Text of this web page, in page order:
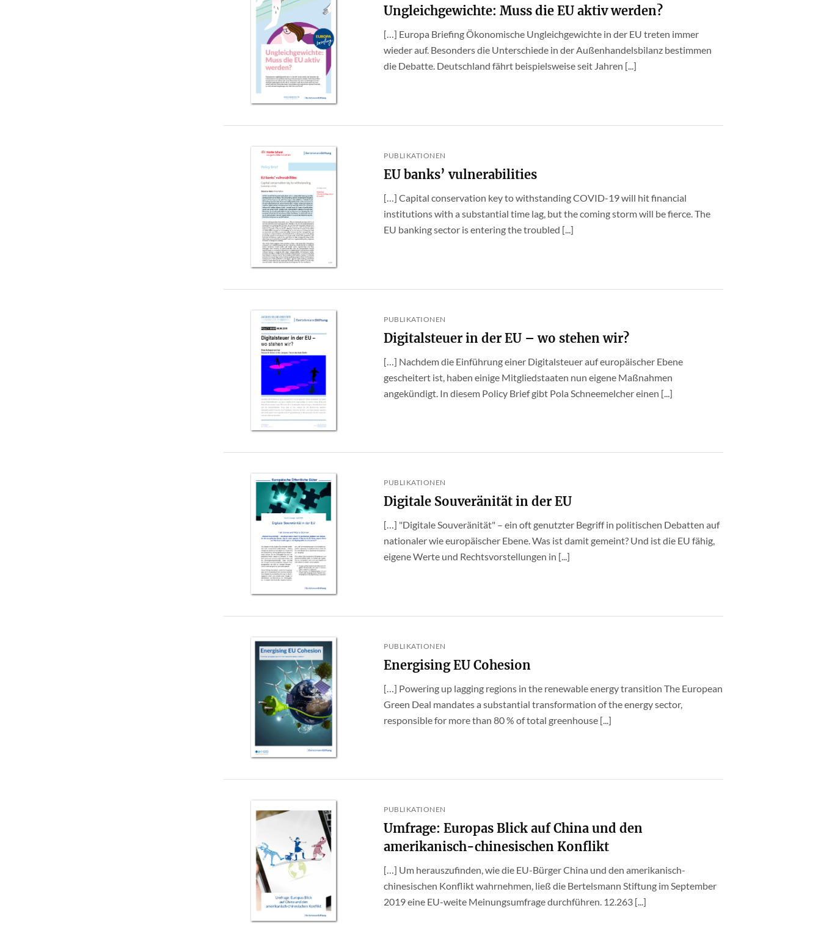
Ungleichgewichte: Muss die EU aktiv werden?
[…] Europa Briefing Ökonomische Ungleichgewichte in der EU treten immer
wieder auf. Besonders die Unterschiede in der Außenhandelsbilanz bestimmen
die Debatte. Deutschland fährt beispielsweise seit Jahren [...]
PUBLIKATIONEN
EU banks’ vulnerabilities
[…] Capital conservation key to withstanding COVID-19 will hit financial
institutions with a substantial time lag, but the coming storm will be fierce. The
EU banking sector is entering the troubled [...]
PUBLIKATIONEN
Digitalsteuer in der EU – wo stehen wir?
[…] Nachdem die Einführung einer Digitalsteuer auf europäischer Ebene
gescheitert ist, haben einige Mitgliedstaaten nun eigene Maßnahmen
angekündigt. In diesem Policy Brief gibt Pola Schneemelcher einen [...]
PUBLIKATIONEN
Digitale Souveränität in der EU
[…] "Digitale Souveränität" – ein oft genutzter Begriff in politischen Debatten auf
nationaler wie europäischer Ebene. Was ist damit gemeint? Und ist die EU fähig,
eigene Werte und Rechtsvorstellungen in [...]
PUBLIKATIONEN
Energising EU Cohesion
[…] Powering up lagging regions in the renewable energy transition The European
Green Deal mandates a substantial transformation of the energy sector,
responsible for more than 80 % of total greenhouse [...]
PUBLIKATIONEN
Umfrage: Europas Blick auf China und den
amerikanisch-chinesischen Konflikt
[…] Um herauszufinden, wie die EU-Bürger China und den amerikanisch-
chinesischen Konflikt wahrnehmen, ließ die Bertelsmann Stiftung im September
2019 eine EU-weite Meinungsumfrage durchführen. 12.263 [...]